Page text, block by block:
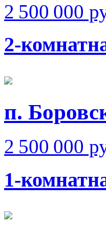
2 500 000
2-
п.
2 500 000
1-